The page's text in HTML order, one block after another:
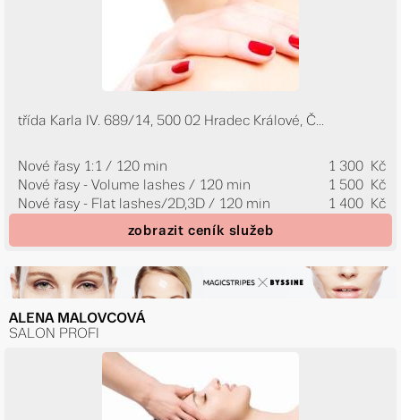
třída Karla IV. 689/14, 500 02 Hradec Králové, Č...
Nové řasy 1:1 / 120 min
1 300 Kč
Nové řasy - Volume lashes / 120 min
1 500 Kč
Nové řasy - Flat lashes/2D,3D / 120 min
1 400 Kč
zobrazit ceník služeb
ALENA MALOVCOVÁ
SALON PROFI